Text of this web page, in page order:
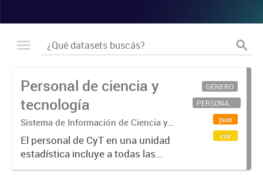
Personal de ciencia y
tecnología
Sistema de Información de Ciencia y
Tecnología Argentino (SICYTAR)
El personal de CyT en una unidad
estadística incluye a todas las
personas involucradas
GÉNERO
PERSONAL CIENTÍFICO-TECNOLÓGICO
json
csv